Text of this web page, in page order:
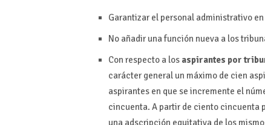
Garantizar el personal administrativo
No añadir una función nueva a los
Con respecto a los aspirantes por
carácter general un máximo de cien
aspirantes en que se incremente el
cincuenta. A partir de ciento cincuenta
una adscripción equitativa de los